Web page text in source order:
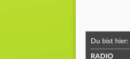
Du bist hier:
RADIO